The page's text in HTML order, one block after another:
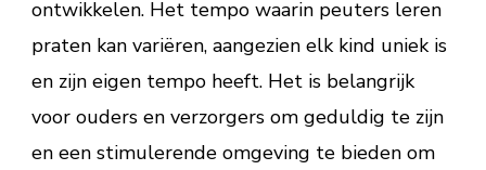
ontwikkelen. Het tempo waarin peuters leren
praten kan variëren, aangezien elk kind uniek is
en zijn eigen tempo heeft. Het is belangrijk
voor ouders en verzorgers om geduldig te zijn
en een stimulerende omgeving te bieden om